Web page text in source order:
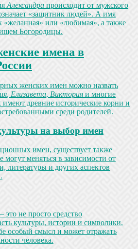
Александра происходит от мужского
«защитник людей». А имя
«желанная» или «любимая», а также
Богородицы.
имена в
женских имен можно назвать
,Елизавета, Виктория и многие
древние исторические корни и
среди родителей.
на выбор имен
имен, существует также
меняться в зависимости от
литературы и других аспектов
не просто средство
культуры, истории и символики.
особый смысл и может отражать
человека.